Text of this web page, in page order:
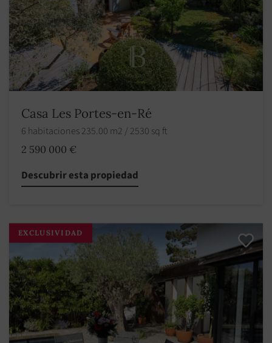
Casa Les Portes-en-Ré
6 habitaciones 235.00 m2 / 2530 sq ft
2 590 000 €
Descubrir esta propiedad
EXCLUSIVIDAD